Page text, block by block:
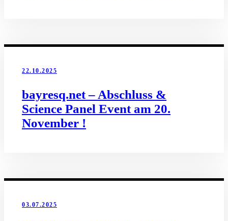
22.10.2025
bayresq.net – Abschluss &
Science Panel Event am 20.
November !
03.07.2025